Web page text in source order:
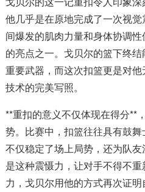
他几乎是在原地完成了一次视
间爆发的肌肉力量和身体协调
的亮点之一。戈贝尔的篮下终
重要武器，而这次扣篮更是对
技术的完美写照。
**重扣的意义不仅体现在得分**
势。比赛中，扣篮往往具有鼓
不仅稳定了场上局势，还为队
是这种震慑力，让对手不得不
力，戈贝尔用他的方式再次证